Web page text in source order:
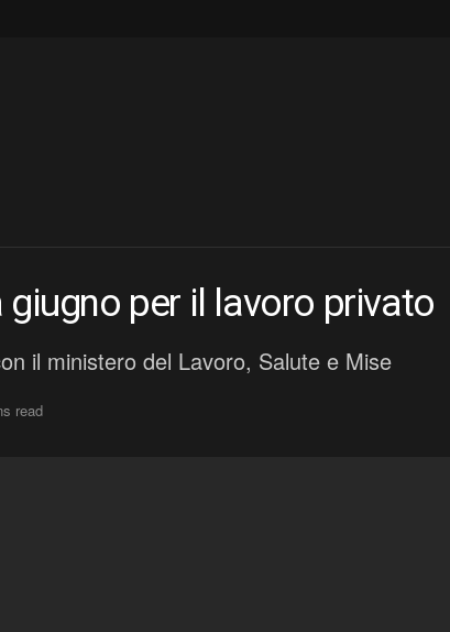
giugno per il lavoro privato
il ministero del Lavoro, Salute e Mise
read